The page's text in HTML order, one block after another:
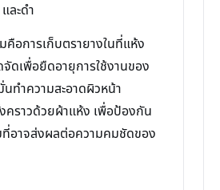
ละดำ
คือการเก็บตรายางในที่แห้ง
ดเพื่อยืดอายุการใช้งานของ
ทำความสะอาดผิวหน้า
คราวด้วยผ้าแห้ง เพื่อป้องกัน
อาจส่งผลต่อความคมชัดของ